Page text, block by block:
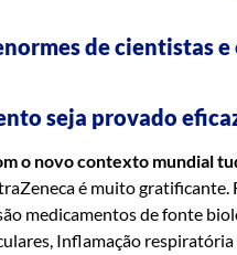
de cientistas
seja provado
o novo contexto mundial
é muito gratificante.
medicamentos de fonte
Inflamação respiratória